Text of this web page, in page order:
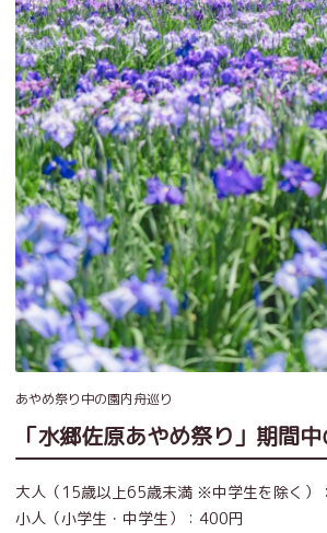
あやめ祭り中の園内舟巡り
「水郷佐原あやめ祭り」期間
大人（15歳以上65歳未満 ※中学生を除く）
小人（小学生・中学生）：400円